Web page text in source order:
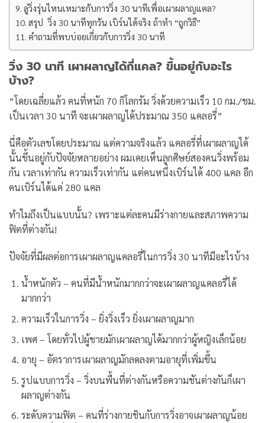
ลู่วิ่งรุ่นไหนเหมาะกับการวิ่ง 30 นาทีเพื่อเผาผลาญแคล?
สรุป วิ่ง 30 นาทีทุกวัน เบิร์นได้จริง ถ้าทำ “ถูกวิธี”
คำถามที่พบบ่อยเกี่ยวกับการวิ่ง 30 นาที
วิ่ง 30 นาที เผาผลาญได้กี่แคล? ขึ้นอยู่กับอะไร
บ้าง?
“โดยเฉลี่ยแล้ว คนที่หนัก 70 กิโลกรัม วิ่งด้วยความเร็ว 10 กม./ชม.
เป็นเวลา 30 นาที จะเผาผลาญได้ประมาณ 350 แคลอรี่”
นี่คือตัวเลขโดยประมาณ แต่ความจริงแล้ว แคลอรี่ที่เผาผลาญได้
นั้นขึ้นอยู่กับปัจจัยหลายอย่าง ผมเคยเห็นลูกศิษย์สองคนวิ่งพร้อม
กัน เวลาเท่ากัน ความเร็วเท่ากัน แต่คนหนึ่งเบิร์นได้ 400 แคล อีก
คนเบิร์นได้แค่ 280 แคล
ทำไมถึงเป็นแบบนั้น? เพราะแต่ละคนมีร่างกายและสภาพความ
ฟิตที่ต่างกัน!
ปัจจัยที่มีผลต่อการเผาผลาญแคลอรี่ในการวิ่ง 30 นาทีมีอะไรบ้าง
น้ำหนักตัว – คนที่มีน้ำหนักมากกว่าจะเผาผลาญแคลอรี่ได้
มากกว่า
ความเร็วในการวิ่ง – ยิ่งวิ่งเร็ว ยิ่งเผาผลาญมาก
เพศ – โดยทั่วไปผู้ชายมักเผาผลาญได้มากกว่าผู้หญิงเล็กน้อย
อายุ – อัตราการเผาผลาญมักลดลงตามอายุที่เพิ่มขึ้น
รูปแบบการวิ่ง – วิ่งบนพื้นที่ต่างกันหรือความชันต่างกันก็เผา
ผลาญต่างกัน
ระดับความฟิต – คนที่ร่างกายชินกับการวิ่งอาจเผาผลาญน้อย